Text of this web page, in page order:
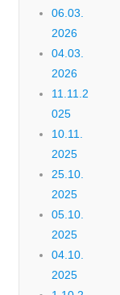
06.03.
2026
04.03.
2026
11.11.2
025
10.11.
2025
25.10.
2025
05.10.
2025
04.10.
2025